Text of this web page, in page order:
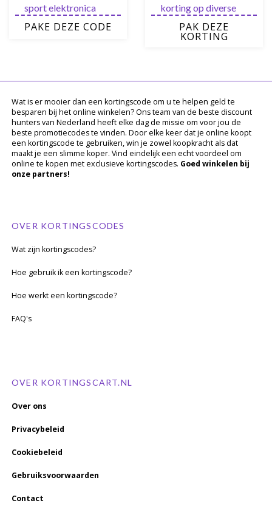
sport elektronica
met tot wel 75%
korting
PAKE DEZE CODE
korting op diverse
items van nieuw in de
uitverkoop
PAK DEZE
KORTING
Wat is er mooier dan een kortingscode om u te helpen geld te
besparen bij het online winkelen? Ons team van de beste discount
hunters van Nederland heeft elke dag de missie om voor jou de
beste promotiecodes te vinden. Door elke keer dat je online koopt
een kortingscode te gebruiken, win je zowel koopkracht als dat
maakt je een slimme koper. Vind eindelijk een echt voordeel om
online te kopen met exclusieve kortingscodes. Goed winkelen bij
onze partners!
OVER KORTINGSCODES
Wat zijn kortingscodes?
Hoe gebruik ik een kortingscode?
Hoe werkt een kortingscode?
FAQ's
OVER KORTINGSCART.NL
Over ons
Privacybeleid
Cookiebeleid
Gebruiksvoorwaarden
Contact